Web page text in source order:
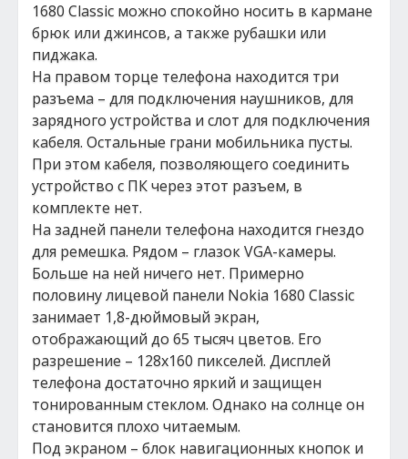
1680 Classic можно спокойно носить в кармане
брюк или джинсов, а также рубашки или
пиджака.
На правом торце телефона находится три
разъема – для подключения наушников, для
зарядного устройства и слот для подключения
кабеля. Остальные грани мобильника пусты.
При этом кабеля, позволяющего соединить
устройство с ПК через этот разъем, в
комплекте нет.
На задней панели телефона находится гнездо
для ремешка. Рядом – глазок VGA-камеры.
Больше на ней ничего нет. Примерно
половину лицевой панели Nokia 1680 Classic
занимает 1,8-дюймовый экран,
отображающий до 65 тысяч цветов. Его
разрешение – 128х160 пикселей. Дисплей
телефона достаточно яркий и защищен
тонированным стеклом. Однако на солнце он
становится плохо читаемым.
Под экраном – блок навигационных кнопок и